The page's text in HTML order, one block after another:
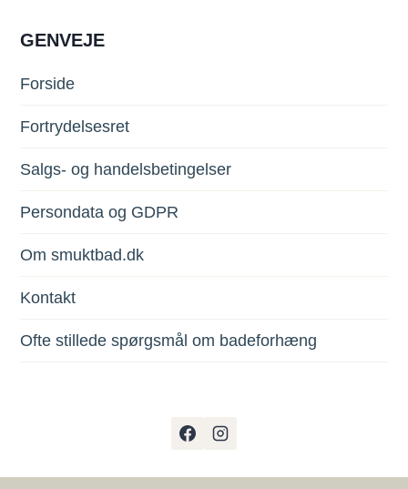
GENVEJE
Forside
Fortrydelsesret
Salgs- og handelsbetingelser
Persondata og GDPR
Om smuktbad.dk
Kontakt
Ofte stillede spørgsmål om badeforhæng